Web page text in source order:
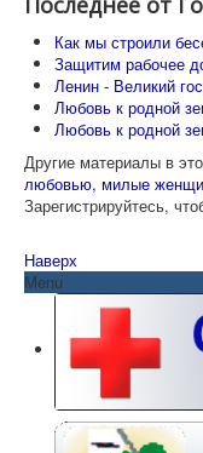
Как мы строили
Защитим рабочее
Ленин - Великий
Любовь к родной
Любовь к родной
Другие материалы в
любовью, милые
Зарегистрируйтесь,
Наверх
Menu